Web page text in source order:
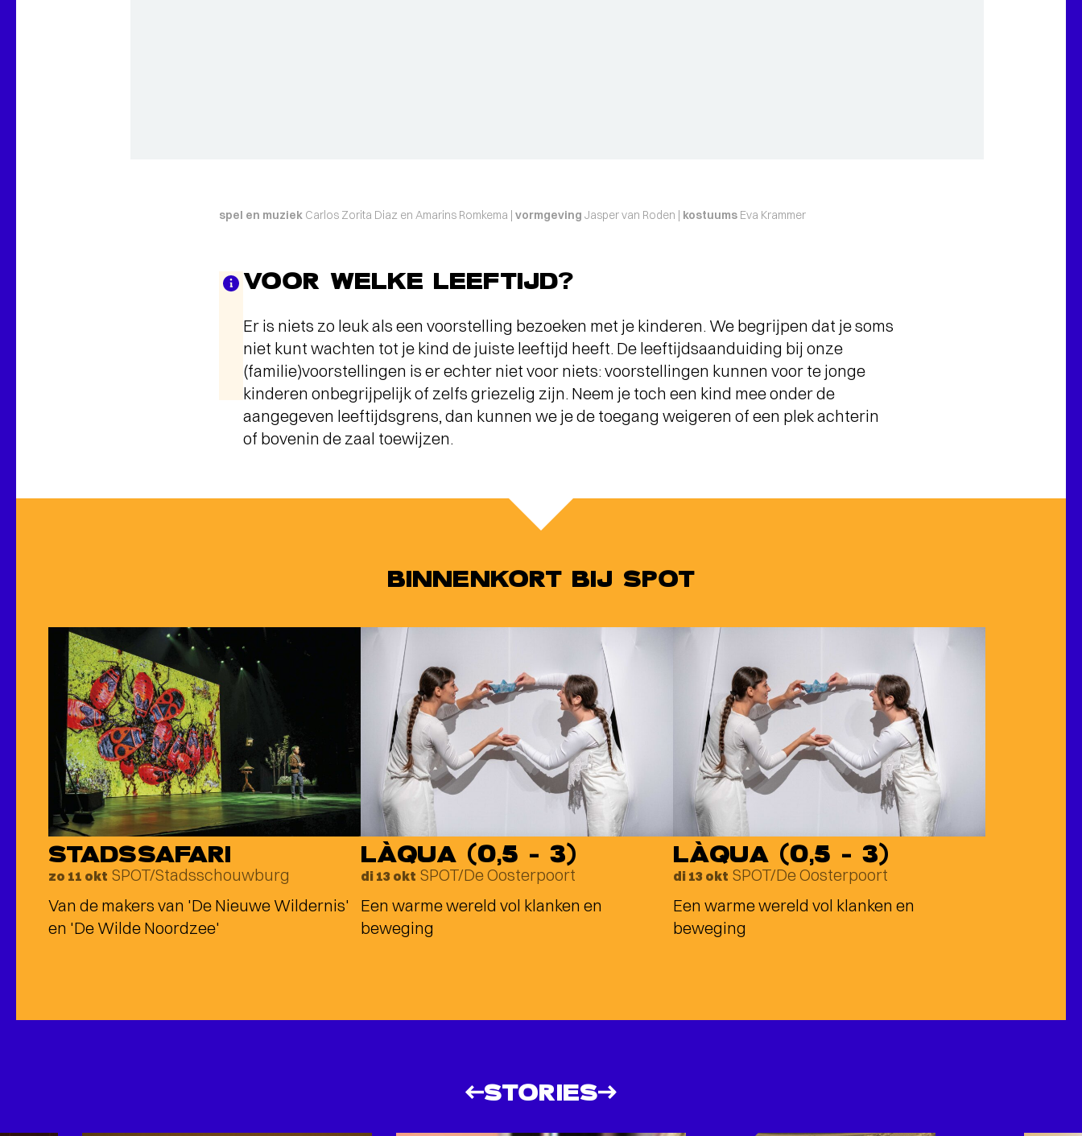
spel en muziek Carlos Zorita Diaz en Amarins Romkema | vormgeving Jasper van Roden | kostuums Eva Krammer
VOOR WELKE LEEFTIJD?
Er is niets zo leuk als een voorstelling bezoeken met je kinderen. We begrijpen dat je soms
niet kunt wachten tot je kind de juiste leeftijd heeft. De leeftijdsaanduiding bij onze
(familie)voorstellingen is er echter niet voor niets: voorstellingen kunnen voor te jonge
kinderen onbegrijpelijk of zelfs griezelig zijn. Neem je toch een kind mee onder de
aangegeven leeftijdsgrens, dan kunnen we je de toegang weigeren of een plek achterin
of bovenin de zaal toewijzen.
BINNENKORT BIJ SPOT
STADSSAFARI
zo 11 okt SPOT/Stadsschouwburg
Van de makers van 'De Nieuwe Wildernis'
en 'De Wilde Noordzee'
LÀQUA (0,5 – 3)
di 13 okt SPOT/De Oosterpoort
Een warme wereld vol klanken en
beweging
LÀQUA (0,5 – 3)
di 13 okt SPOT/De Oosterpoort
Een warme wereld vol klanken en
beweging
STORIES